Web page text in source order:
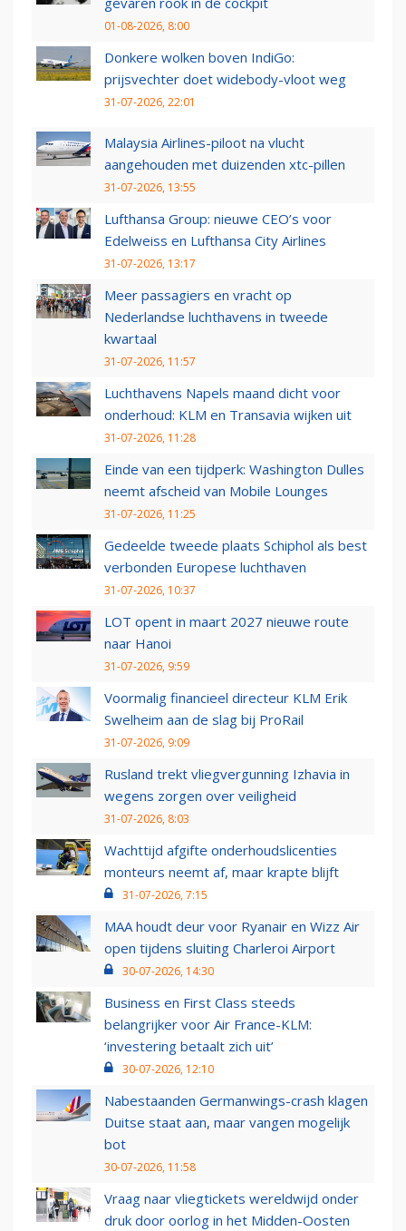
01-08-2026, 8:00
Donkere wolken boven IndiGo:
prijsvechter doet widebody-vloot weg
31-07-2026, 22:01
Malaysia Airlines-piloot na vlucht
aangehouden met duizenden xtc-pillen
31-07-2026, 13:55
Lufthansa Group: nieuwe CEO’s voor
Edelweiss en Lufthansa City Airlines
31-07-2026, 13:17
Meer passagiers en vracht op
Nederlandse luchthavens in tweede
kwartaal
31-07-2026, 11:57
Luchthavens Napels maand dicht voor
onderhoud: KLM en Transavia wijken uit
31-07-2026, 11:28
Einde van een tijdperk: Washington Dulles
neemt afscheid van Mobile Lounges
31-07-2026, 11:25
Gedeelde tweede plaats Schiphol als best
verbonden Europese luchthaven
31-07-2026, 10:37
LOT opent in maart 2027 nieuwe route
naar Hanoi
31-07-2026, 9:59
Voormalig financieel directeur KLM Erik
Swelheim aan de slag bij ProRail
31-07-2026, 9:09
Rusland trekt vliegvergunning Izhavia in
wegens zorgen over veiligheid
31-07-2026, 8:03
Wachttijd afgifte onderhoudslicenties
monteurs neemt af, maar krapte blijft
31-07-2026, 7:15
MAA houdt deur voor Ryanair en Wizz Air
open tijdens sluiting Charleroi Airport
30-07-2026, 14:30
Business en First Class steeds
belangrijker voor Air France-KLM:
‘investering betaalt zich uit’
30-07-2026, 12:10
Nabestaanden Germanwings-crash klagen
Duitse staat aan, maar vangen mogelijk
bot
30-07-2026, 11:58
Vraag naar vliegtickets wereldwijd onder
druk door oorlog in het Midden-Oosten